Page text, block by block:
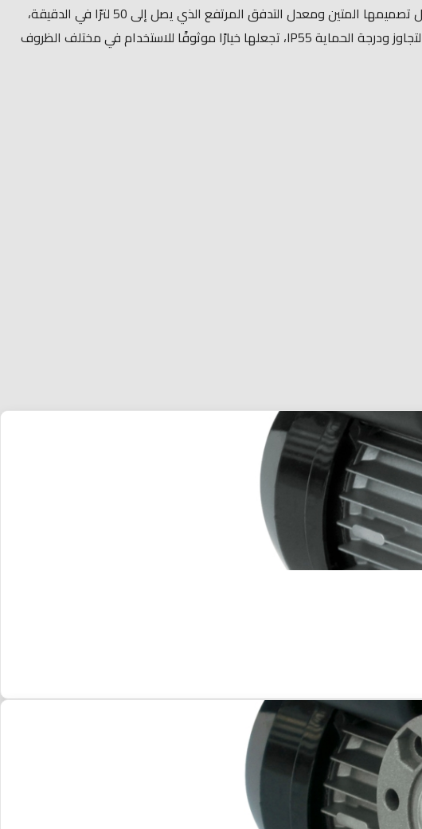
حلاً مثاليًا لنقل الديزل بكفاءة في البيئات الزراعية والصناعية ومواقع البناء. بفضل تصميمها المتين ومعدل التدفق المرتفع الذي يصل إلى 50 لترًا في الدقيقة،
تضمن هذه المضخة تقليل وقت تعبئة الوقود وزيادة الإنتاجية. سهولة التركيب والتشغيل، بالإضافة إلى ميزات الأمان مثل صمام التجاوز ودرجة الحماية IP55، تجعلها خيارًا موثوقًا للاستخدام في مختلف الظروف